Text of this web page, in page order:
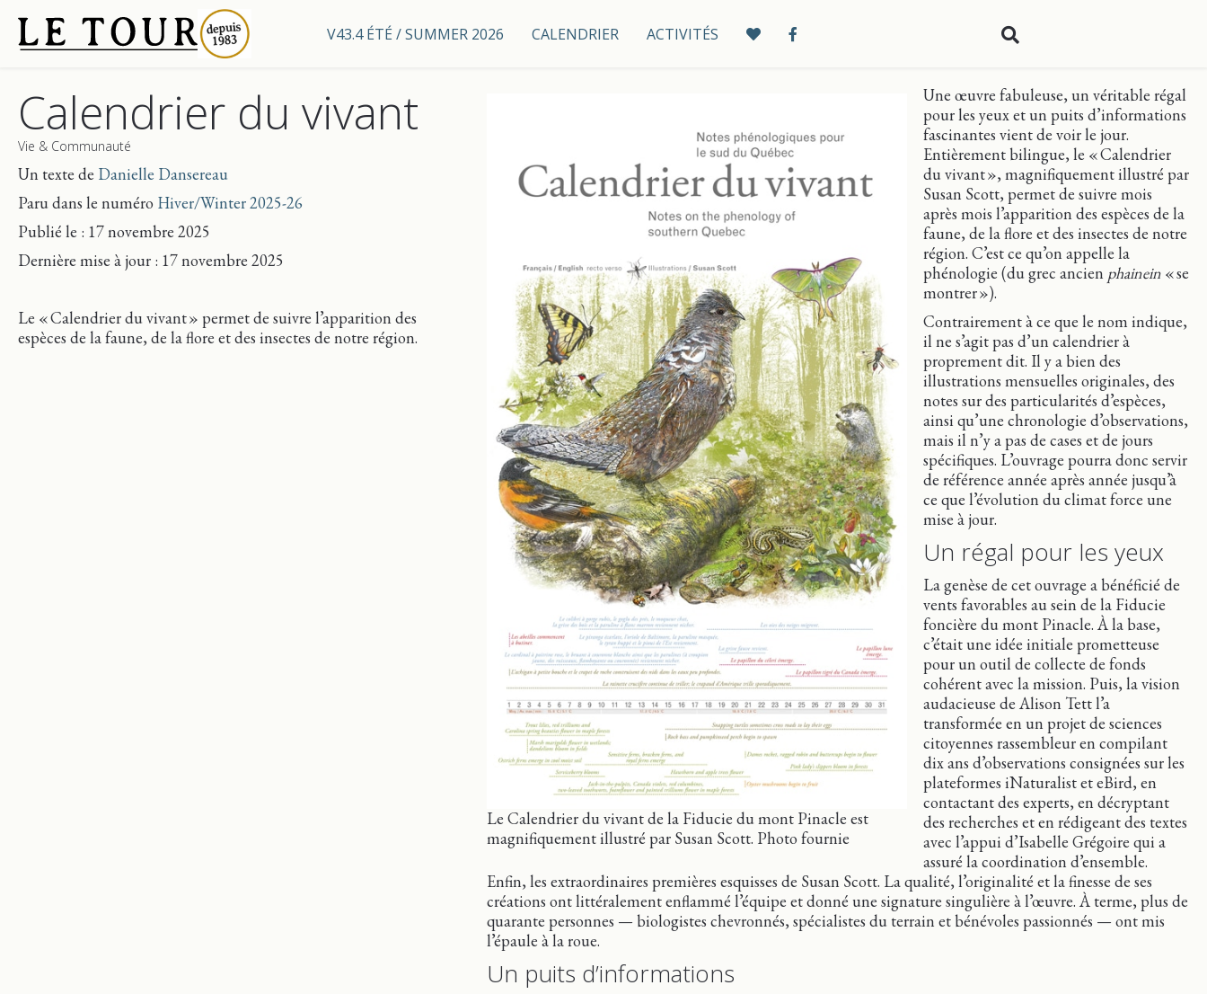
V43.4 ÉTÉ / SUMMER 2026 CALENDRIER ACTIVITÉS
Calendrier du vivant
Vie & Communauté
Un texte de Danielle Dansereau
Paru dans le numéro Hiver/Winter 2025-26
Publié le : 17 novembre 2025
Dernière mise à jour : 17 novembre 2025
Le « Calendrier du vivant » permet de suivre l’apparition des
espèces de la faune, de la flore et des insectes de notre région.
Le Calendrier du vivant de la Fiducie du mont Pinacle est
magnifiquement illustré par Susan Scott. Photo fournie
Une œuvre fabuleuse, un véritable régal
pour les yeux et un puits d’informations
fascinantes vient de voir le jour.
Entièrement bilingue, le « Calendrier
du vivant », magnifiquement illustré par
Susan Scott, permet de suivre mois
après mois l’apparition des espèces de la
faune, de la flore et des insectes de notre
région. C’est ce qu’on appelle la
phénologie (du grec ancien phainein « se
montrer »).
Contrairement à ce que le nom indique,
il ne s’agit pas d’un calendrier à
proprement dit. Il y a bien des
illustrations mensuelles originales, des
notes sur des particularités d’espèces,
ainsi qu’une chronologie d’observations,
mais il n’y a pas de cases et de jours
spécifiques. L’ouvrage pourra donc servir
de référence année après année jusqu’à
ce que l’évolution du climat force une
mise à jour.
Un régal pour les yeux
La genèse de cet ouvrage a bénéficié de
vents favorables au sein de la Fiducie
foncière du mont Pinacle. À la base,
c’était une idée initiale prometteuse
pour un outil de collecte de fonds
cohérent avec la mission. Puis, la vision
audacieuse de Alison Tett l’a
transformée en un projet de sciences
citoyennes rassembleur en compilant
dix ans d’observations consignées sur les
plateformes iNaturalist et eBird, en
contactant des experts, en décryptant
des recherches et en rédigeant des textes
avec l’appui d’Isabelle Grégoire qui a
assuré la coordination d’ensemble.
Enfin, les extraordinaires premières esquisses de Susan Scott. La qualité, l’originalité et la finesse de ses
créations ont littéralement enflammé l’équipe et donné une signature singulière à l’œuvre. À terme, plus de
quarante personnes — biologistes chevronnés, spécialistes du terrain et bénévoles passionnés — ont mis
l’épaule à la roue.
Un puits d’informations